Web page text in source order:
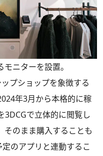
ニターを設置。
プショップを象徴する
年3月から本格的に稼
3DCGで立体的に閲覧し
そのまま購入することも
のアプリと連動するこ